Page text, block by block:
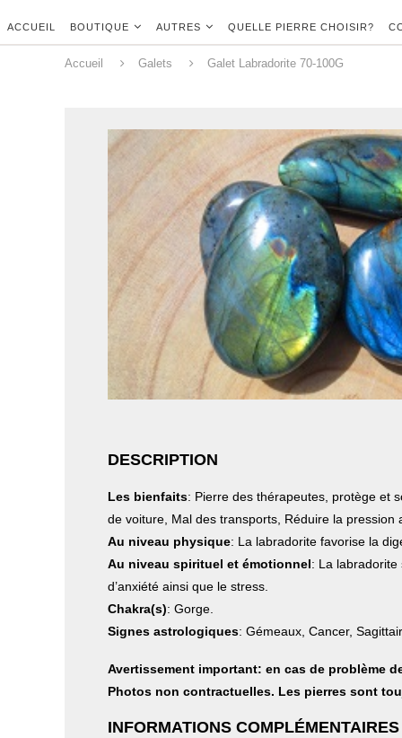
ACCUEIL BOUTIQUE AUTRES QUELLE PIERRE CHOISIR?
Accueil Galets Galet Labradorite 70-100G
DESCRIPTION
Les bienfaits: Pierre des thérapeutes, protège et
de voiture, Mal des transports, Réduire la pression
Au niveau physique: La labradorite favorise la
Au niveau spirituel et émotionnel: La labradorite
d’anxiété ainsi que le stress.
Chakra(s): Gorge.
Signes astrologiques: Gémeaux, Cancer,
Avertissement important: en cas de problème
Photos non contractuelles. Les pierres sont
INFORMATIONS COMPLÉMENTAIRES